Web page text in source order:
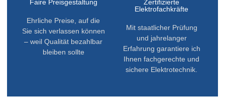
Faire Preisgestaltung
Ehrliche Preise, auf die
Sie sich verlassen können
– weil Qualität bezahlbar
bleiben sollte
Zertifizierte
Elektrofachkräfte
Mit staatlicher Prüfung
und jahrelanger
Erfahrung garantiere ich
Ihnen fachgerechte und
sichere Elektrotechnik.